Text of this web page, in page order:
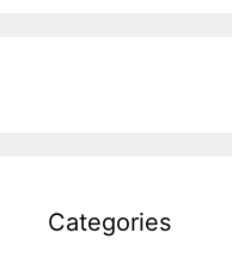
Categories